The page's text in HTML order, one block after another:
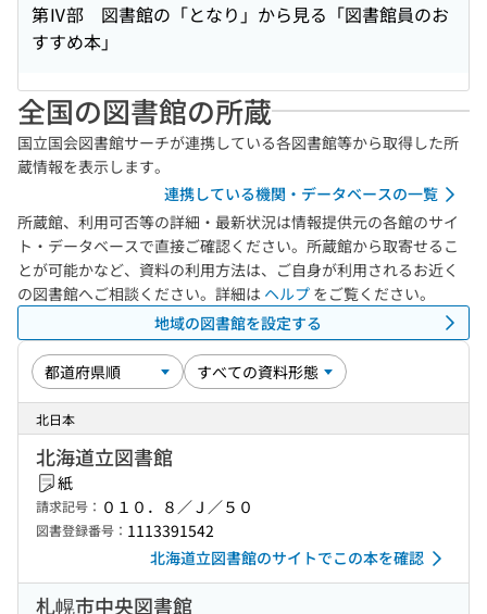
第Ⅳ部 図書館の「となり」から見る「図書館員のお
すすめ本」
全国の図書館の所蔵
国立国会図書館サーチが連携している各図書館等から取得した所
蔵情報を表示します。
連携している機関・データベースの一覧
所蔵館、利用可否等の詳細・最新状況は情報提供元の各館のサイ
ト・データベースで直接ご確認ください。所蔵館から取寄せるこ
とが可能かなど、資料の利用方法は、ご自身が利用されるお近く
の図書館へご相談ください。詳細は ヘルプ をご覧ください。
地域の図書館を設定する
北日本
北海道立図書館
紙
請求記号： ０１０．８／Ｊ／５０
図書登録番号： 1113391542
北海道立図書館のサイトでこの本を確認
札幌市中央図書館